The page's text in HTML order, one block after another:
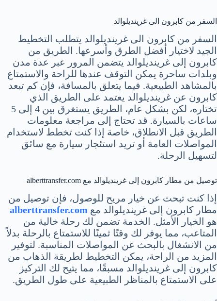
السفر من كابرون الى غرينديلوالد
السفر من كابرون الى غرينديلوالد يتطلب التخطيط
الجيد لاختيار أفضل الطرق وأسرعها. الطريق من
كابرون إلى غرينديلوالد يتضمن المرور عبر عدة مدن
وبلدات ساحرة يمكن التوقف عندها للراحة والاستمتاع
بالمشاهد الطبيعية. فيما يتعلق بالمسافة، فإن كم تبعد
كابرون عن غرينديلوالد يعتمد على الطريق الذي
تختاره، لكن بشكل عام، الطريق يستغرق بين 4 إلى 5
ساعات بالسيارة. قد تحتاج إلى مراجعة معلومات
الطريق قبل الانطلاق، خاصة إذا كنت تخطط لاستخدام
المواصلات العامة أو تريد استئجار سيارة مع سائق
لتسهيل الرحلة.
توصيل من مطار كابرون إلى غرينديلوالد مع alberttransfer.com
إذا كنت تبحث عن خيار مريح للوصول، فإن توصيل من
مطار كابرون إلى غرينديلوالد مع alberttransfer.com
هو الخيار الأمثل. الخدمة تضمن لك رحلة خالية من
المتاعب، مما يوفر لك وقتًا ثمينًا للاستمتاع بالرحلة بدلاً
من الانشغال بالبحث عن المواصلات المناسبة. لتوفير
المزيد من الراحة، يمكن التخطيط لطريقة الذهاب من
كابرون إلى غرينديلوالد مسبقًا، مما يتيح لك التركيز
على الاستمتاع بالمناظر الطبيعية على طول الطريق.